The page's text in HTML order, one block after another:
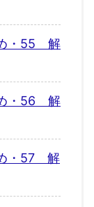
・55 解
・56 解
・57 解